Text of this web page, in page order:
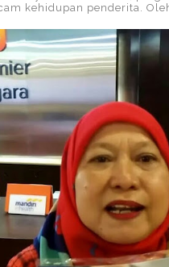
kehidupan penderita.